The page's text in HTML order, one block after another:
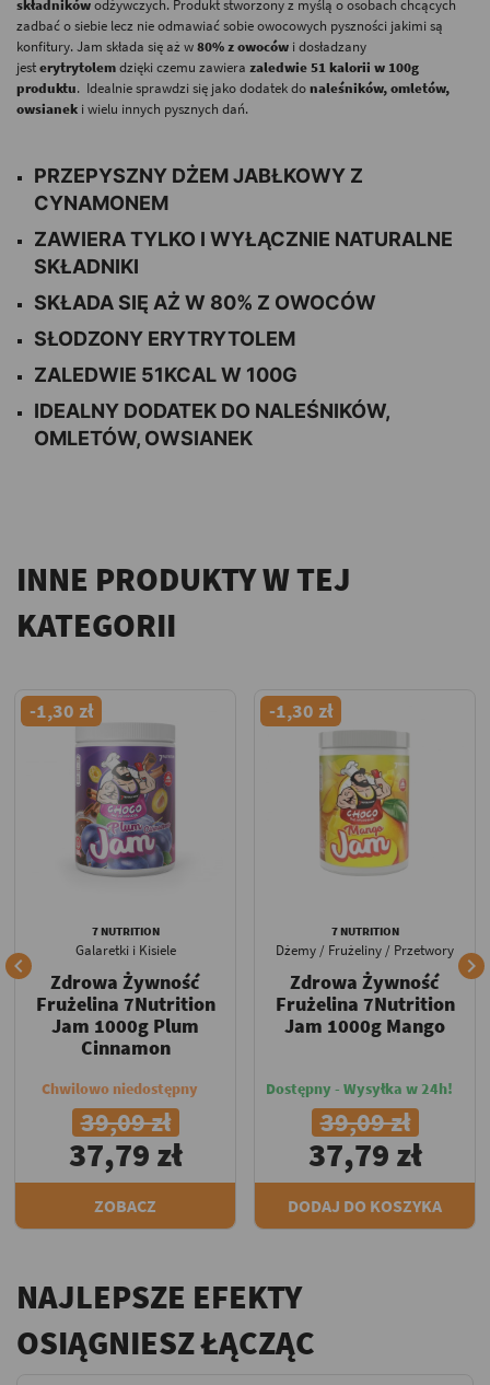
składnikówodżywczych. Produkt stworzony z myślą o osobach chcących
zadbać o siebie lecz nie odmawiać sobie owocowych pyszności jakimi są
konfitury. Jam składa się aż w80% z owoców i dosładzany
jesterytrytolemdzięki czemu zawiera zaledwie 51 kalorii w 100g
produktu. Idealnie sprawdzi się jako dodatek donaleśników, omletów,
owsianek i wielu innych pysznych dań.
PRZEPYSZNY DŻEM JABŁKOWY Z
CYNAMONEM
ZAWIERA TYLKO I WYŁĄCZNIE NATURALNE
SKŁADNIKI
SKŁADA SIĘ AŻ W 80% Z OWOCÓW
SŁODZONY ERYTRYTOLEM
ZALEDWIE 51KCAL W 100G
IDEALNY DODATEK DO NALEŚNIKÓW,
OMLETÓW, OWSIANEK
INNE PRODUKTY W TEJ
KATEGORII

-1,30 zł
7 NUTRITION
Galaretki i Kisiele
Zdrowa Żywność
Frużelina 7Nutrition
Jam 1000g Plum
Cinnamon
Chwilowo niedostępny
39,09 zł
37,79 zł
ZOBACZ
-1,30 zł
7 NUTRITION
Dżemy / Frużeliny / Przetwory
Zdrowa Żywność
Frużelina 7Nutrition
Jam 1000g Mango
Dostępny - Wysyłka w 24h!
39,09 zł
37,79 zł
DODAJ DO KOSZYKA

NAJLEPSZE EFEKTY
OSIĄGNIESZ ŁĄCZĄC